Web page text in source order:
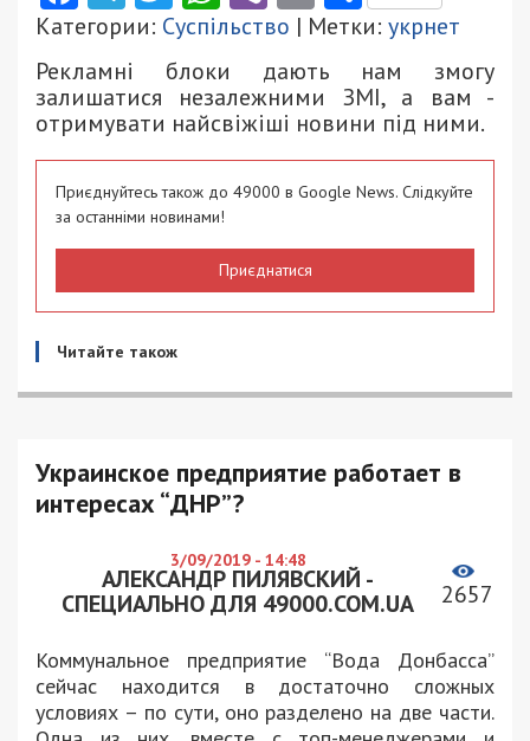
Категории: Суспільство | Метки: укрнет
Рекламні блоки дають нам змогу
залишатися незалежними ЗМІ, а вам -
отримувати найсвіжіші новини під ними.
Приєднуйтесь також до 49000 в Google News. Слідкуйте
за останніми новинами!
Приєднатися
Читайте також
Украинское предприятие работает в
интересах “ДНР”?
3/09/2019 - 14:48
АЛЕКСАНДР ПИЛЯВСКИЙ -
СПЕЦИАЛЬНО ДЛЯ 49000.COM.UA
2657
Коммунальное предприятие “Вода Донбасса”
сейчас находится в достаточно сложных
условиях – по сути, оно разделено на две части.